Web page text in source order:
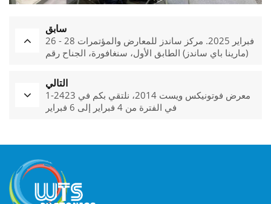
سابق
26 - 28 فبراير 2025. مركز ساندز للمعارض والمؤتمرات
(مارينا باي ساندز) الطابق الأول، سنغافورة، الجناح رقم
التالي
معرض فوتونيكس ويست 2014، نلتقي بكم في 2423-1
في الفترة من 4 فبراير إلى 6 فبراير